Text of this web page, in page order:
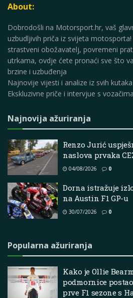
About:
Dobrodošli na Motorsport.hr, vaš
uzbudljivih priča iz svijeta
strastveni obožavatelj, povremeni
utrkama, ovdje ćete pronaći sve što
brzine i uzbuđenja
Najnovije vijesti i analize iz svih
Ekskluzivne priče i intervjue s
Najnovija ažuriranja
Renzo Jurić
naslova prvaka
04/08/2026 0
Dorna istražuje
na Austin F1 GP-u
30/07/2026 0
Popularna ažuriranja
Kako je Ollie
podmornice
prve F1 sezone s